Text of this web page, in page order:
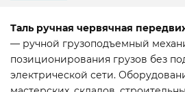
Таль ручная червячная
— ручной грузоподъемный
позиционирования грузов без
электрической сети.